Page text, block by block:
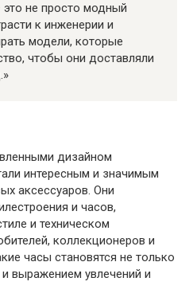
не просто модный
к инженерии и
модели, которые
чтобы они доставляли
дизайном
интересным и значимым
аксессуаров. Они
и часов,
и техническом
коллекционеров и
часы становятся не только
выражением увлечений и